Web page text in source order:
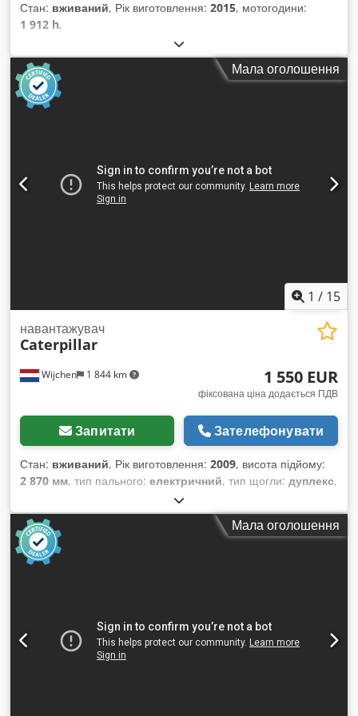
Стан: вживаний, Рік виготовлення: 2015, мотогодини:
1 912 h,
Мала оголошення
1 / 15
Wijchen 1 844 km
навантажувач
Caterpillar
1 550 EUR
фіксована ціна додається ПДВ
Запитати Зателефонувати
Стан: вживаний, Рік виготовлення: 2009, висота підйому:
2 870 мм, тип пального: електричний, тип щогли: дуплекс,
, загальна висота:
загальна довжина:1 960 мм, загальна ширина:850 мм,
колір:чорний
, Власна вага: 1270 кг Вантажопідйомність:
1200 кг - Рік випуску: 2009 Dsdpfx Adezrmgleyokr -
Наявність документації: Так - Тип документації: Інструкція
Висота підйому: 2870 мм - Габаритна висота: 1950 мм -
Довжина вил: 1140 мм - Ширина вил: 560 мм - Тип мачти:
Дуплекс - Тип приводу: Електричний - Інформація про
Мала оголошення